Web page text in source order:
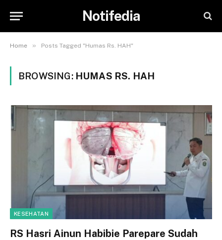
Notifedia
Home » Posts Tagged "Humas Rs. HAH"
BROWSING: HUMAS RS. HAH
KESEHATAN
RS Hasri Ainun Habibie Parepare Sudah